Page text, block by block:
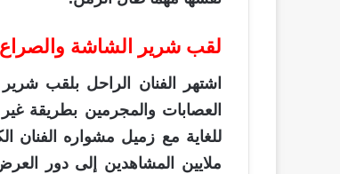
لقب شرير الشاشة
اشتهر الفنان الراحل بلقب
العصابات والمجرمين بطريقة غير
للغاية مع زميل مشواره الفنان
ملايين المشاهدين إلى دور